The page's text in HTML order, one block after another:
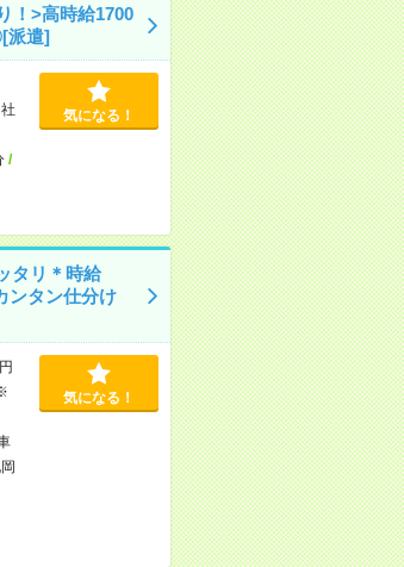
！>高時給1700
[派遣]
/
気になる！
タリ＊時給
ンタン仕分け
気になる！